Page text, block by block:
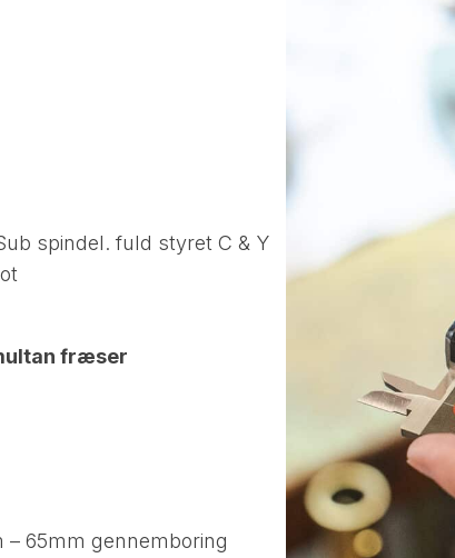
spindel. fuld styret C & Y
fræser
65mm gennemboring​